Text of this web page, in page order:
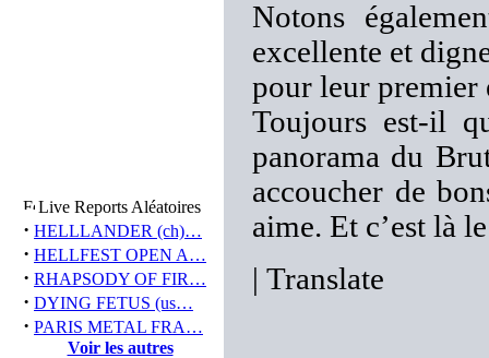
Live Reports Aléatoires
· HELLLANDER (ch)…
· HELLFEST OPEN A…
· RHAPSODY OF FIR…
· DYING FETUS (us…
· PARIS METAL FRA…
Voir les autres
Notons
excellente et
pour leur premier
Toujours est-il
panorama du
accoucher de
aime. Et c’est là
| Translate